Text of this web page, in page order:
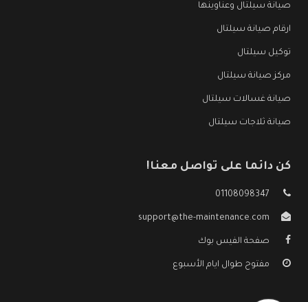
صيانة سيلتال وعناوينها
ارقام صيانة سيلتال
توكيل سيلتال
مركز صيانة سيلتال
صيانة غسالات سيلتال
صيانة ثلاجات سيلتال
كن دائما على تواصل معنا!
01108098347
support@the-maintenance.com
صفحة الفيس بوك
مفتوح طوال ايام الأسبوع